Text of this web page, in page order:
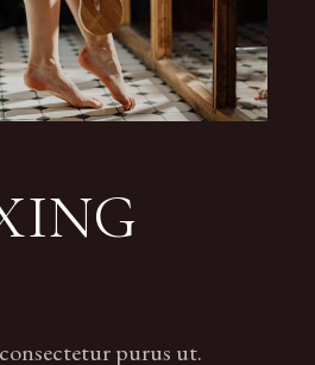
purus ut.